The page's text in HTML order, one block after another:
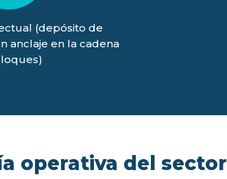
(depósito de
anclaje en la cadena
operativa del sector